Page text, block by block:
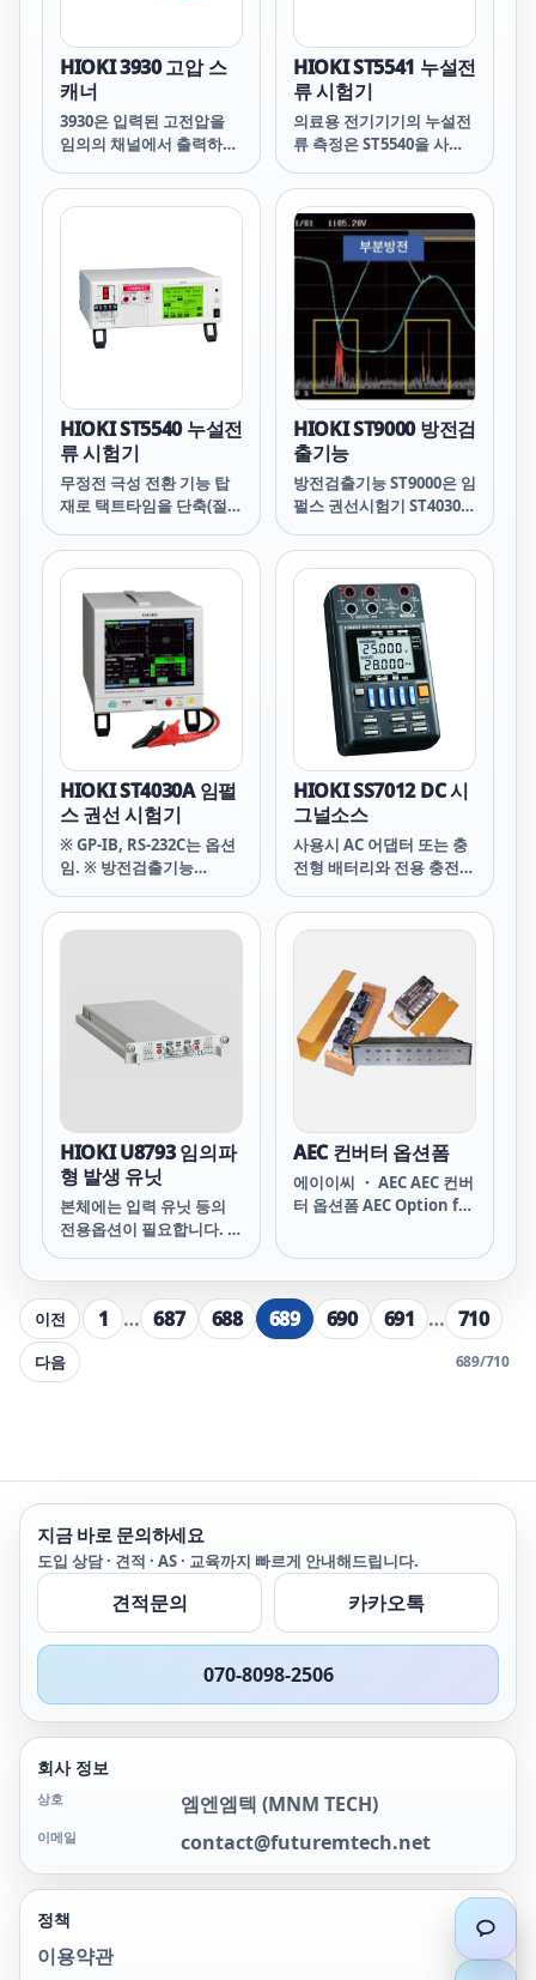
HIOKI 3930 고압 스
캐너
3930은 입력된 고전압을
임의의 채널에서 출력하는
HIOKI ST5541 누설전
류 시험기
의료용 전기기기의 누설전
류 측정은 ST5540을 사용
HIOKI ST5540 누설전
류 시험기
무정전 극성 전환 기능 탑
재로 택트타임을 단축(절연
HIOKI ST9000 방전검
출기능
방전검출기능 ST9000은 임
펄스 권선시험기 ST4030의
가를 원하시면 발주시에 지
정해 주십시오.
HIOKI ST4030A 임펄
스 권선 시험기
※ GP-IB, RS-232C는 옵션
임. ※ 방전검출기능
험기 ST4030,ST4030A의
공장출하옵션입니다. 추가
HIOKI SS7012 DC 시
그널소스
사용시 AC 어댑터 또는 충
전형 배터리와 전용 충전기
HIOKI U8793 임의파
형 발생 유닛
본체에는 입력 유닛 등의
전용옵션이 필요합니다. 입
시오.
AEC 컨버터 옵션폼
에이이씨 ・ AEC AEC 컨버
터 옵션폼 AEC Option for
박스
이전
1 … 687 688 689 690 691 … 710
다음 689/710
지금 바로 문의하세요
도입 상담 · 견적 · AS · 교육까지 빠르게 안내해드립니다.
견적문의 카카오톡
070-8098-2506
회사 정보
상호 엠엔엠텍 (MNM TECH)
이메일 contact@futuremtech.net
정책
이용약관